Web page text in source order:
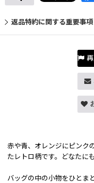
返品特約に関する重要事項
赤や青、オレンジにピンク
たレトロ柄です。どなたに
バッグの中の小物をひとま